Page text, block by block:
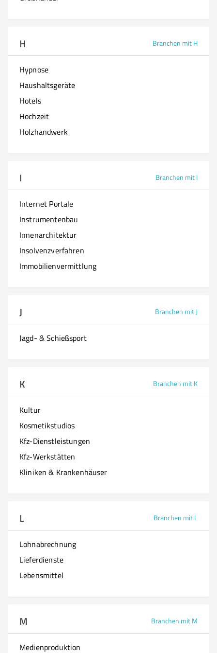
H Branchen mit H
Hypnose
Haushaltsgeräte
Hotels
Hochzeit
Holzhandwerk
I Branchen mit I
Internet Portale
Instrumentenbau
Innenarchitektur
Insolvenzverfahren
Immobilienvermittlung
J Branchen mit J
Jagd- & Schießsport
K Branchen mit K
Kultur
Kosmetikstudios
Kfz-Dienstleistungen
Kfz-Werkstätten
Kliniken & Krankenhäuser
L Branchen mit L
Lohnabrechnung
Lieferdienste
Lebensmittel
M Branchen mit M
Medienproduktion